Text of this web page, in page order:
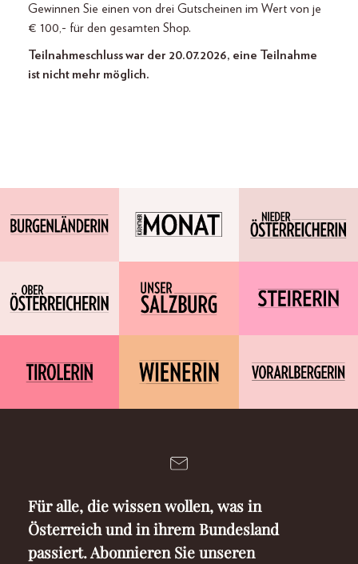
Gewinnen Sie einen von drei Gutscheinen im Wert von je
€ 100,- für den gesamten Shop.
Teilnahmeschluss war der 20.07.2026, eine Teilnahme
ist nicht mehr möglich.
Für alle, die wissen wollen, was in
Österreich und in ihrem Bundesland
passiert. Abonnieren Sie unseren